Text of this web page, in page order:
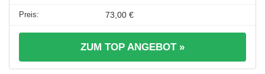
73,00 €
ZUM TOP ANGEBOT »